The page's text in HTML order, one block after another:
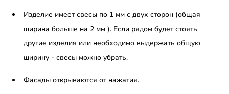
Изделие имеет свесы по 1 мм с двух сторон (общая
ширина больше на 2 мм ). Если рядом будет стоять
другие изделия или необходимо выдержать общую
ширину - свесы можно убрать.
Фасады открываются от нажатия.